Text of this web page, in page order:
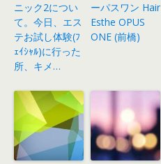
ニック2につい
て。今日、エス
テお試し体験(ﾌ
ｪｲｼｬﾙ)に行った
所、キメ…
ーパスワン Hair
Esthe OPUS
ONE (前橋)